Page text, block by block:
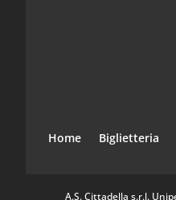
Home Biglietteria
A.S. Cittadella s.r.l.